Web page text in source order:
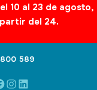
10 al 23 de agosto,
del 24.
589